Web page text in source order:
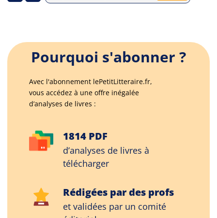
Pourquoi s'abonner ?
Avec l'abonnement lePetitLitteraire.fr,
vous accédez à une offre inégalée
d’analyses de livres :
1814 PDF
d’analyses de livres à
télécharger
Rédigées par des profs
et validées par un comité